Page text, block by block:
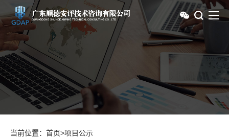
当前位置： 首页>项目公示